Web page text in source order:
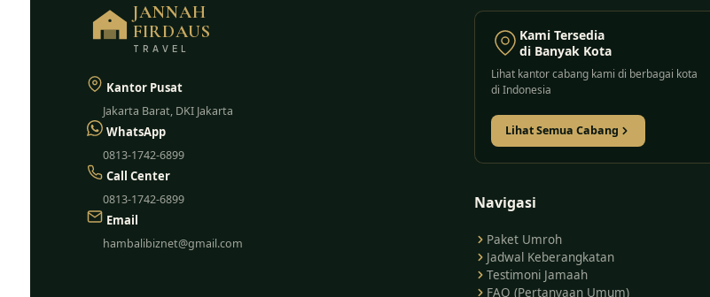
JANNAH
FIRDAUS
TRAVEL
Kantor Pusat
Jakarta Barat, DKI Jakarta
WhatsApp
0813-1742-6899
Call Center
0813-1742-6899
Email
hambalibiznet@gmail.com
Kami Tersedia
di Banyak Kota
Lihat kantor cabang kami di berbagai kota
di Indonesia
Lihat Semua Cabang
Navigasi
Paket Umroh
Jadwal Keberangkatan
Testimoni Jamaah
FAQ (Pertanyaan Umum)